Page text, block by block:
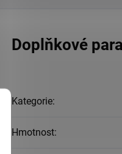
Doplňkové
Kategorie:
Hmotnost: